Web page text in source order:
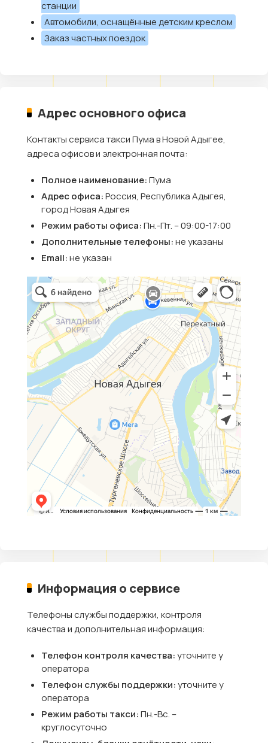
станции
Автомобили, оснащённые детским креслом
Заказ частных поездок
Адрес основного офиса
Контакты сервиса такси Пума в Новой Адыгее,
адреса офисов и электронная почта:
Полное наименование:Пума
Адрес офиса:Россия, Республика Адыгея,
город Новая Адыгея
Режим работы офиса:Пн.-Пт. – 09:00-17:00
Дополнительные телефоны:не указаны
Email:не указан
Информация о сервисе
Телефоны службы поддержки, контроля
качества и дополнительная информация:
Телефон контроля качества:уточните у
оператора
Телефон службы поддержки:уточните у
оператора
Режим работы такси:Пн.-Вс. –
круглосуточно